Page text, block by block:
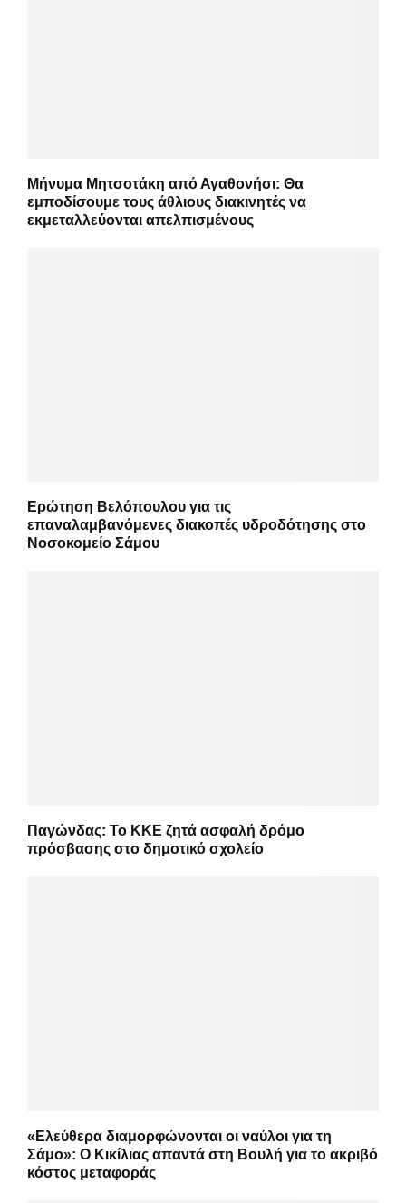
Μήνυμα Μητσοτάκη από Αγαθονήσι: Θα
εμποδίσουμε τους άθλιους διακινητές να
εκμεταλλεύονται απελπισμένους
Ερώτηση Βελόπουλου για τις
επαναλαμβανόμενες διακοπές υδροδότησης στο
Νοσοκομείο Σάμου
Παγώνδας: Το ΚΚΕ ζητά ασφαλή δρόμο
πρόσβασης στο δημοτικό σχολείο
«Ελεύθερα διαμορφώνονται οι ναύλοι για τη
Σάμο»: Ο Κικίλιας απαντά στη Βουλή για το ακριβό
κόστος μεταφοράς